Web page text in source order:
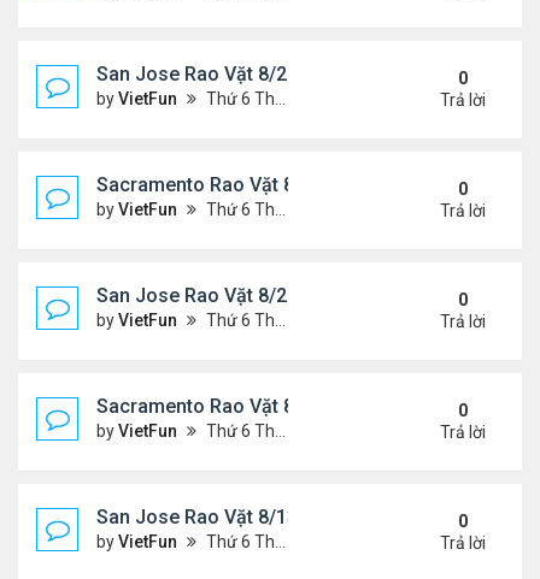
San Jose Rao Vặt 8/27/21- 9/3/21
byVietFun Thứ 6 Tháng 8 27, 2021 9:56 am
0
Trả lời
Sacramento Rao Vặt 8/27/21- 9/3/21
byVietFun Thứ 6 Tháng 8 27, 2021 9:50 am
0
Trả lời
San Jose Rao Vặt 8/20/21- 8/27/21
byVietFun Thứ 6 Tháng 8 20, 2021 2:15 pm
0
Trả lời
Sacramento Rao Vặt 8/20/21- 8/27/21
byVietFun Thứ 6 Tháng 8 20, 2021 2:08 pm
0
Trả lời
San Jose Rao Vặt 8/13/21- 8/20/21
byVietFun Thứ 6 Tháng 8 13, 2021 11:35 am
0
Trả lời